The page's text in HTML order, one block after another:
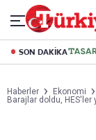
SON DAKİKA
Haberler
Ekonomi
Barajlar doldu, HES'ler